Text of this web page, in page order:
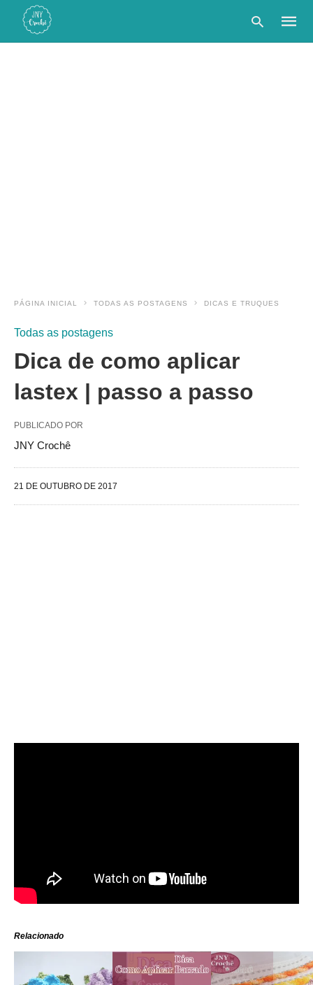
PÁGINA INICIAL TODAS AS POSTAGENS DICAS E TRUQUES
Todas as postagens
Dica de como aplicar
lastex | passo a passo
PUBLICADO POR
JNY Crochê
21 DE OUTUBRO DE 2017
Relacionado